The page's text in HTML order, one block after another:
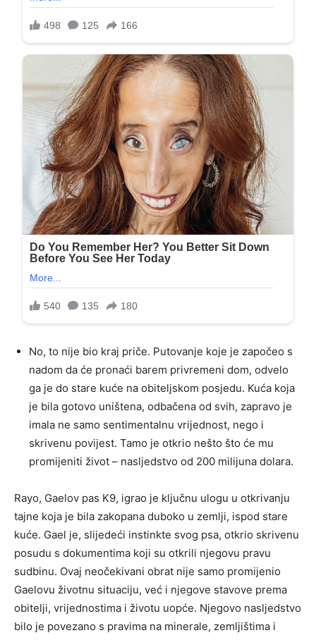
No, to nije bio kraj priče. Putovanje koje je započeo s
nadom da će pronaći barem privremeni dom, odvelo
ga je do stare kuće na obiteljskom posjedu. Kuća koja
je bila gotovo uništena, odbačena od svih, zapravo je
imala ne samo sentimentalnu vrijednost, nego i
skrivenu povijest. Tamo je otkrio nešto što će mu
promijeniti život – nasljedstvo od 200 milijuna dolara.
Rayo, Gaelov pas K9, igrao je ključnu ulogu u otkrivanju
tajne koja je bila zakopana duboko u zemlji, ispod stare
kuće. Gael je, slijedeći instinkte svog psa, otkrio skrivenu
posudu s dokumentima koji su otkrili njegovu pravu
sudbinu. Ovaj neočekivani obrat nije samo promijenio
Gaelovu životnu situaciju, već i njegove stavove prema
obitelji, vrijednostima i životu uopće. Njegovo nasljedstvo
bilo je povezano s pravima na minerale, zemljištima i